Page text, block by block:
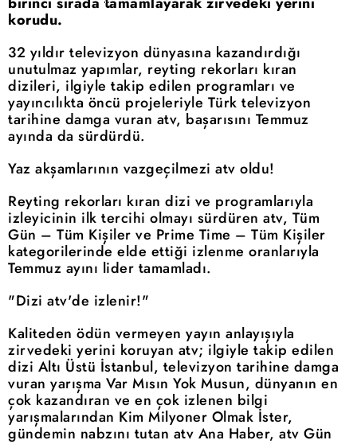
korudu.
32 yıldır televizyon dünyasına kazandırdığı
unutulmaz yapımlar, reyting rekorları kıran
dizileri, ilgiyle takip edilen programları ve
yayıncılıkta öncü projeleriyle Türk televizyon
tarihine damga vuran atv, başarısını Temmuz
ayında da sürdürdü.
Yaz akşamlarının vazgeçilmezi atv oldu!
Reyting rekorları kıran dizi ve programlarıyla
izleyicinin ilk tercihi olmayı sürdüren atv, Tüm
Gün – Tüm Kişiler ve Prime Time – Tüm Kişiler
kategorilerinde elde ettiği izlenme oranlarıyla
Temmuz ayını lider tamamladı.
"Dizi atv'de izlenir!"
Kaliteden ödün vermeyen yayın anlayışıyla
zirvedeki yerini koruyan atv; ilgiyle takip edilen
dizi Altı Üstü İstanbul, televizyon tarihine damga
vuran yarışma Var Mısın Yok Musun, dünyanın en
çok kazandıran ve en çok izlenen bilgi
yarışmalarından Kim Milyoner Olmak İster,
gündemin nabzını tutan atv Ana Haber, atv Gün